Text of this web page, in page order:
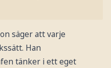
säger att varje
Han
tänker i ett eget